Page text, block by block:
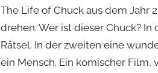
The Life of Chuck aus dem Jahr
drehen: Wer ist dieser Chuck?
Rätsel. In der zweiten eine
ein Mensch. Ein komischer Film,